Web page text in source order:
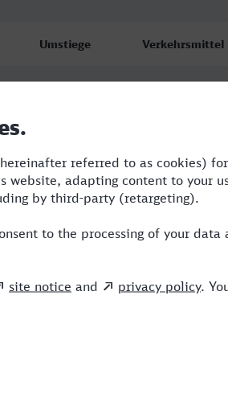
Umstiege Verkehrsmittel
2 RB,ICE,NX